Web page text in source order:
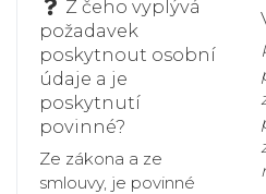
Z čeho vyplývá
požadavek
poskytnout osobní
údaje a je
poskytnutí
povinné?
Ze zákona a ze
smlouvy, je povinné